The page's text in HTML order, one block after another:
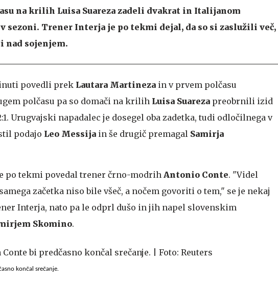
na krilih Luisa Suareza zadeli dvakrat in Italijanom
sezoni. Trener Interja je po tekmi dejal, da so si zaslužili več,
nad sojenjem.
povedli prek Lautara Martineza in v prvem polčasu
polčasu pa so domači na krilih Luisa Suareza preobrnili izid
Urugvajski napadalec je dosegel oba zadetka, tudi odločilnega v
podajo Leo Messija in še drugič premagal Samirja
po tekmi povedal trener črno-modrih Antonio Conte. "Videl
začetka niso bile všeč, a nočem govoriti o tem," se je nekaj
Interja, nato pa le odprl dušo in jih napel slovenskim
Skomino.
končal srečanje.